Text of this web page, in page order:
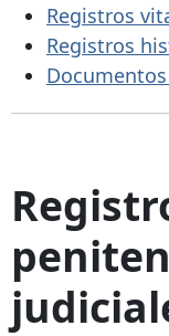
Registros
Registros